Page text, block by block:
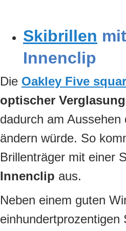
Skibrillen
Innenclip
Die Oakley Five
optischer Verglasung
dadurch am Aussehen
ändern würde. So
Brillenträger mit einer
Innenclip aus.
Neben einem guten